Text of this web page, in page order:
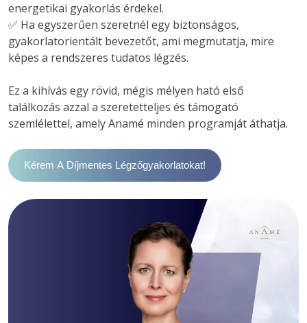
energetikai gyakorlás érdekel.
✅ Ha egyszerűen szeretnél egy biztonságos,
gyakorlatorientált bevezetőt, ami megmutatja, mire
képes a rendszeres tudatos légzés.
Ez a kihívás egy rövid, mégis mélyen ható első
találkozás azzal a szeretetteljes és támogató
Kérem A Díjmentes Légzőgyakorlatokat!